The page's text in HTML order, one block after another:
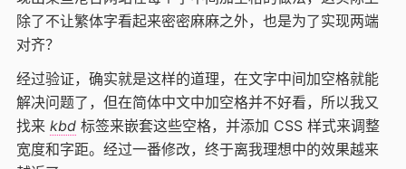
除了不让繁体字看起来密密麻麻之外，也是为了实现两端
对齐？
经过验证，确实就是这样的道理，在文字中间加空格就能
解决问题了，但在简体中文中加空格并不好看，所以我又
找来 kbd 标签来嵌套这些空格，并添加 CSS 样式来调整
宽度和字距。经过一番修改，终于离我理想中的效果越来